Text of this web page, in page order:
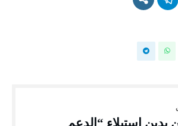
استيلاء “الدعم